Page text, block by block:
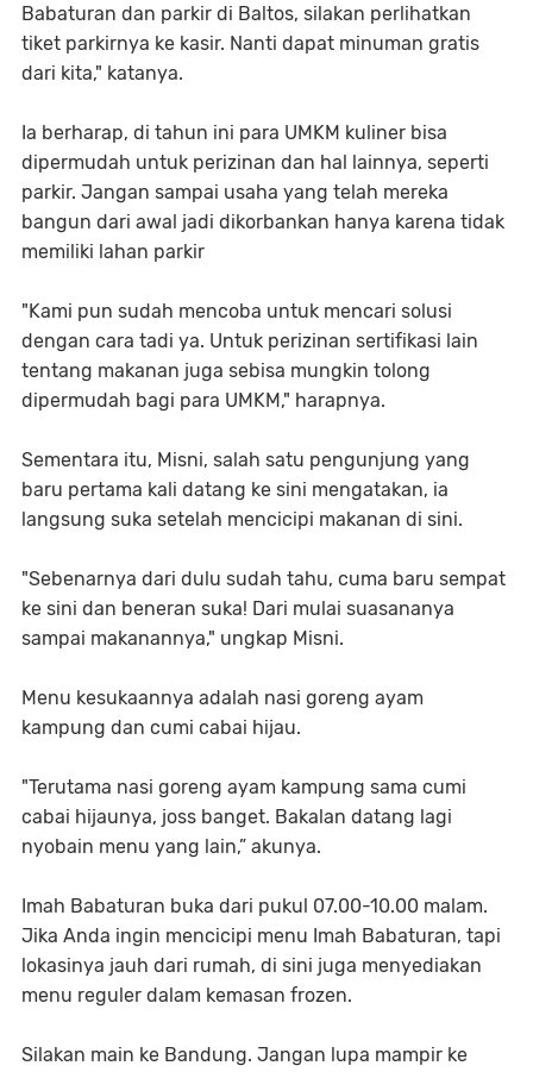
Babaturan dan parkir di Baltos, silakan perlihatkan
tiket parkirnya ke kasir. Nanti dapat minuman gratis
dari kita," katanya.
Ia berharap, di tahun ini para UMKM kuliner bisa
dipermudah untuk perizinan dan hal lainnya, seperti
parkir. Jangan sampai usaha yang telah mereka
bangun dari awal jadi dikorbankan hanya karena tidak
memiliki lahan parkir
"Kami pun sudah mencoba untuk mencari solusi
dengan cara tadi ya. Untuk perizinan sertifikasi lain
tentang makanan juga sebisa mungkin tolong
dipermudah bagi para UMKM," harapnya.
Sementara itu, Misni, salah satu pengunjung yang
baru pertama kali datang ke sini mengatakan, ia
langsung suka setelah mencicipi makanan di sini.
"Sebenarnya dari dulu sudah tahu, cuma baru sempat
ke sini dan beneran suka! Dari mulai suasananya
sampai makanannya," ungkap Misni.
Menu kesukaannya adalah nasi goreng ayam
kampung dan cumi cabai hijau.
"Terutama nasi goreng ayam kampung sama cumi
cabai hijaunya, joss banget. Bakalan datang lagi
nyobain menu yang lain,” akunya.
Imah Babaturan buka dari pukul 07.00-10.00 malam.
Jika Anda ingin mencicipi menu Imah Babaturan, tapi
lokasinya jauh dari rumah, di sini juga menyediakan
menu reguler dalam kemasan frozen.
Silakan main ke Bandung. Jangan lupa mampir ke